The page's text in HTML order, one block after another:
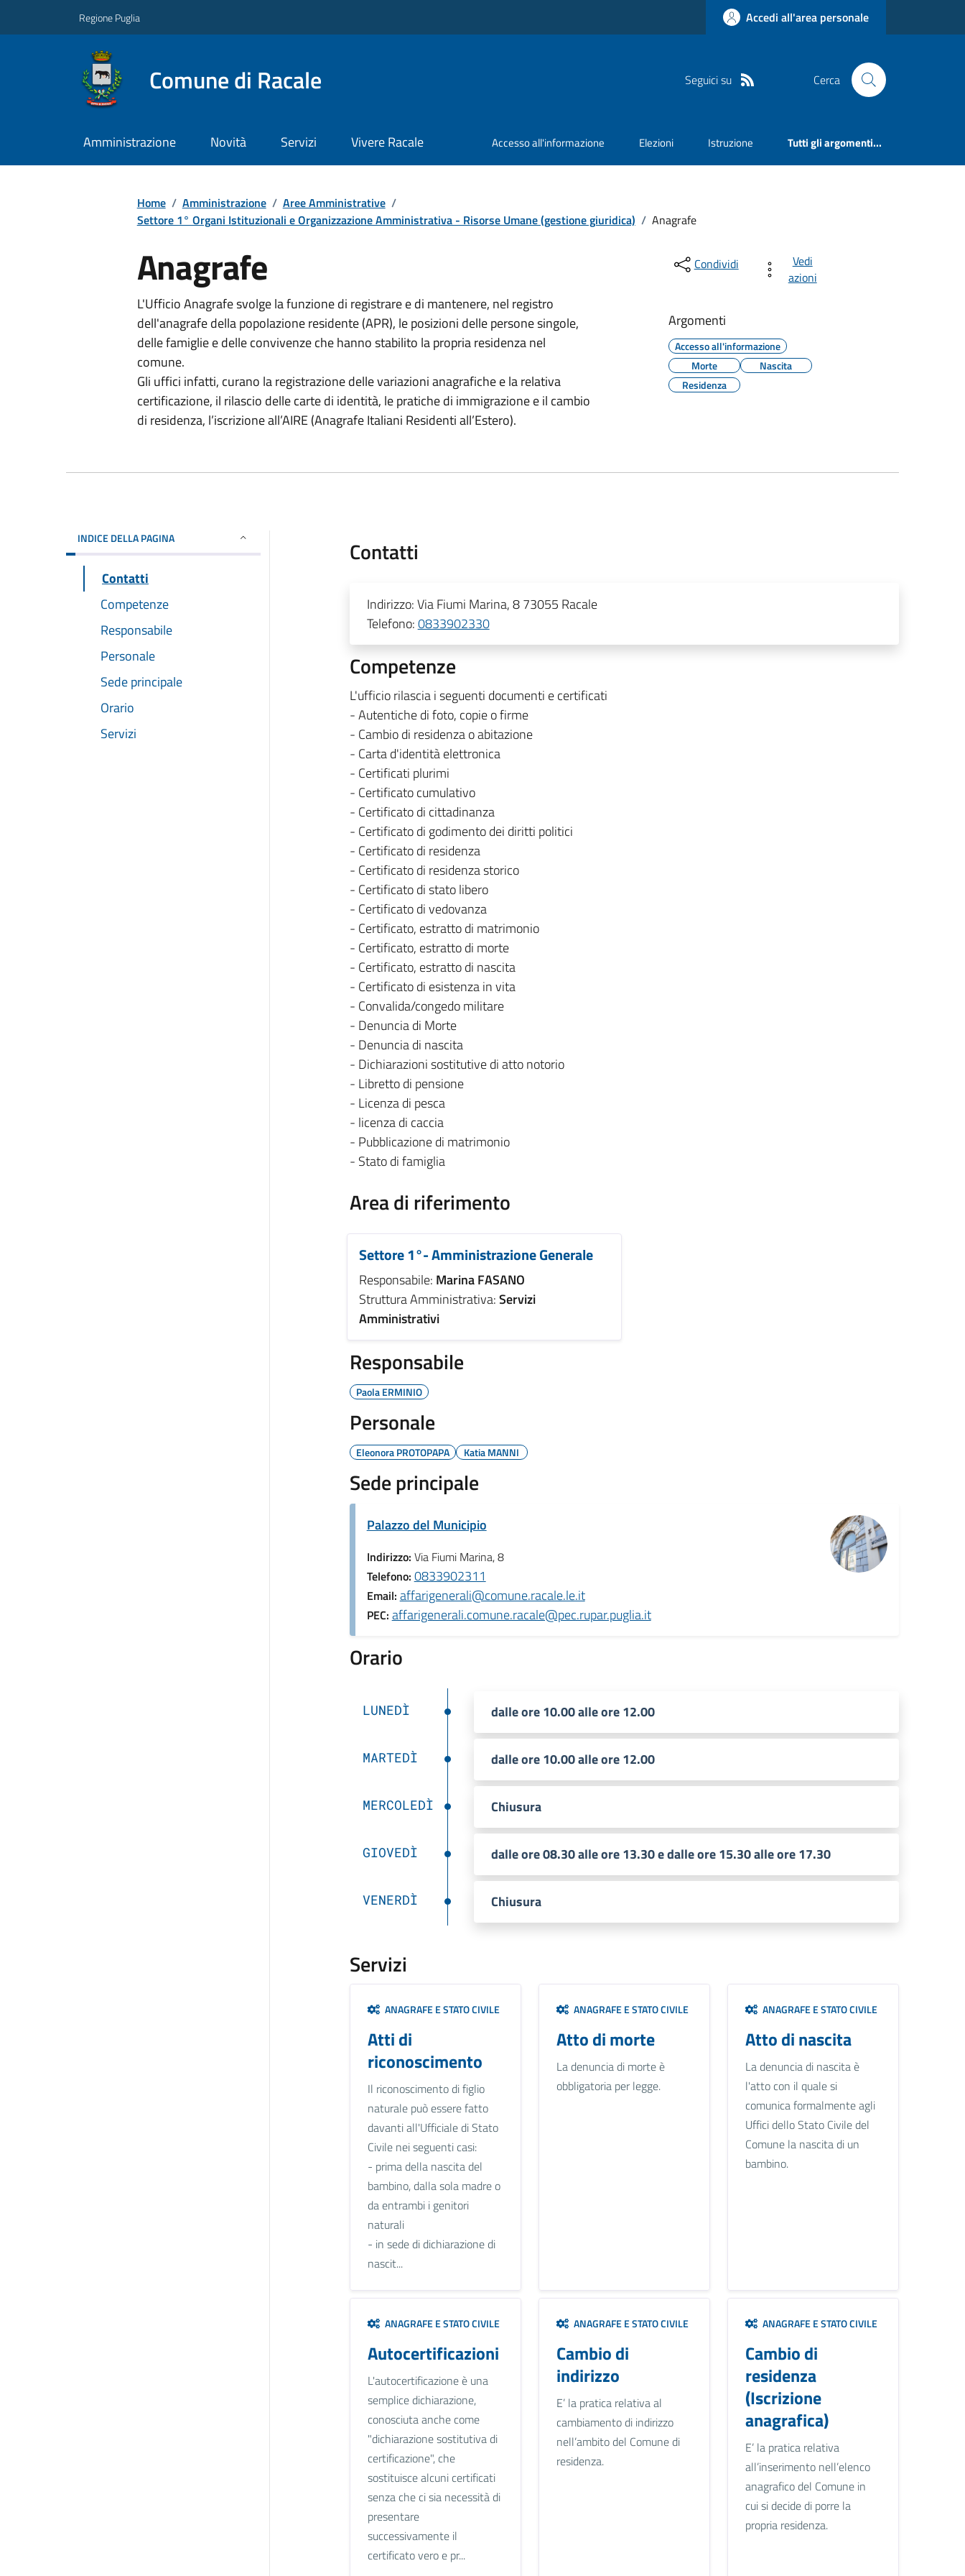
Regione Puglia Accedi all'area personale
Comune di Racale Seguici su Cerca
Amministrazione Novità Servizi Vivere Racale Accesso all'informazione Elezioni Istruzione Tutti gli argomenti...
Home / Amministrazione / Aree Amministrative /
Settore 1° Organi Istituzionali e Organizzazione Amministrativa - Risorse Umane (gestione giuridica) / Anagrafe
Anagrafe
L'Ufficio Anagrafe svolge la funzione di registrare e di mantenere, nel registro
dell'anagrafe della popolazione residente (APR), le posizioni delle persone singole,
delle famiglie e delle convivenze che hanno stabilito la propria residenza nel
comune.
Gli uffici infatti, curano la registrazione delle variazioni anagrafiche e la relativa
certificazione, il rilascio delle carte di identità, le pratiche di immigrazione e il cambio
di residenza, l’iscrizione all’AIRE (Anagrafe Italiani Residenti all’Estero).
Condividi
Vedi
azioni
Argomenti
Accesso all'informazione
Morte
Nascita
Residenza
INDICE DELLA PAGINA
Contatti
Competenze
Responsabile
Personale
Sede principale
Orario
Servizi
Contatti
Indirizzo:Via Fiumi Marina, 8 73055 Racale
Telefono:0833902330
Competenze
L'ufficio rilascia i seguenti documenti e certificati
- Autentiche di foto, copie o firme
- Cambio di residenza o abitazione
- Carta d'identità elettronica
- Certificati plurimi
- Certificato cumulativo
- Certificato di cittadinanza
- Certificato di godimento dei diritti politici
- Certificato di residenza
- Certificato di residenza storico
- Certificato di stato libero
- Certificato di vedovanza
- Certificato, estratto di matrimonio
- Certificato, estratto di morte
- Certificato, estratto di nascita
- Certificato di esistenza in vita
- Convalida/congedo militare
- Denuncia di Morte
- Denuncia di nascita
- Dichiarazioni sostitutive di atto notorio
- Libretto di pensione
- Licenza di pesca
- licenza di caccia
- Pubblicazione di matrimonio
- Stato di famiglia
Area di riferimento
Settore 1°- Amministrazione Generale
Responsabile: Marina FASANO
Struttura Amministrativa:Servizi
Amministrativi
Responsabile
Paola ERMINIO
Personale
Eleonora PROTOPAPA Katia MANNI
Sede principale
Palazzo del Municipio
Indirizzo: Via Fiumi Marina, 8
Telefono: 0833902311
Email: affarigenerali@comune.racale.le.it
PEC: affarigenerali.comune.racale@pec.rupar.puglia.it
Orario
LUNEDÌ dalle ore 10.00 alle ore 12.00
MARTEDÌ dalle ore 10.00 alle ore 12.00
MERCOLEDÌ Chiusura
GIOVEDÌ dalle ore 08.30 alle ore 13.30 e dalle ore 15.30 alle ore 17.30
VENERDÌ Chiusura
Servizi
ANAGRAFE E STATO CIVILE
Atti di
riconoscimento
Il riconoscimento di figlio
naturale può essere fatto
davanti all'Ufficiale di Stato
Civile nei seguenti casi:
- prima della nascita del
bambino, dalla sola madre o
da entrambi i genitori
naturali
- in sede di dichiarazione di
nascit...
ANAGRAFE E STATO CIVILE
Atto di morte
La denuncia di morte è
obbligatoria per legge.
ANAGRAFE E STATO CIVILE
Atto di nascita
La denuncia di nascita è
l'atto con il quale si
comunica formalmente agli
Uffici dello Stato Civile del
Comune la nascita di un
bambino.
ANAGRAFE E STATO CIVILE
Autocertificazioni
L'autocertificazione è una
semplice dichiarazione,
conosciuta anche come
"dichiarazione sostitutiva di
certificazione", che
sostituisce alcuni certificati
senza che ci sia necessità di
presentare
successivamente il
certificato vero e pr...
ANAGRAFE E STATO CIVILE
Cambio di
indirizzo
E’ la pratica relativa al
cambiamento di indirizzo
nell’ambito del Comune di
residenza.
ANAGRAFE E STATO CIVILE
Cambio di
residenza
(Iscrizione
anagrafica)
E’ la pratica relativa
all’inserimento nell’elenco
anagrafico del Comune in
cui si decide di porre la
propria residenza.